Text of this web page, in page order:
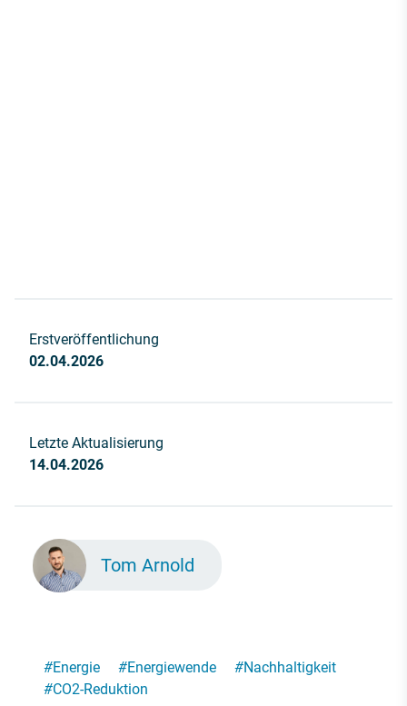
Erstveröffentlichung
02.04.2026
Letzte Aktualisierung
14.04.2026
Tom Arnold
#Energie #Energiewende #Nachhaltigkeit
#CO2-Reduktion